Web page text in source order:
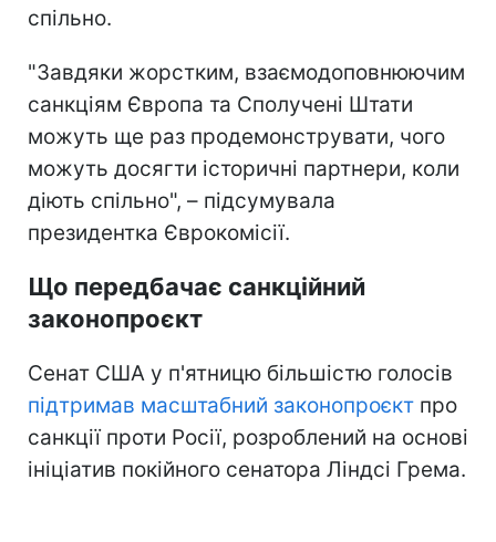
спільно.
"Завдяки жорстким, взаємодоповнюючим
санкціям Європа та Сполучені Штати
можуть ще раз продемонструвати, чого
можуть досягти історичні партнери, коли
діють спільно", – підсумувала
президентка Єврокомісії.
Що передбачає санкційний
законопроєкт
Сенат США у п'ятницю більшістю голосів
підтримав масштабний законопроєкт про
санкції проти Росії, розроблений на основі
ініціатив покійного сенатора Ліндсі Грема.